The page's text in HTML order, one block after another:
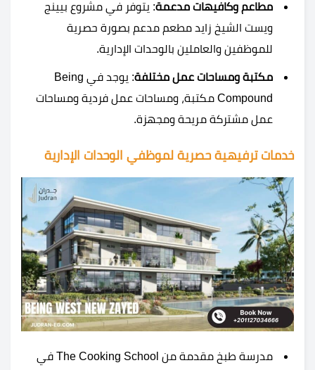
مطاعم وكافيهات مدعمة: يتوفر في مشروع بيينج
ويست الشيخ زايد مطعم مدعم بصورة حصرية
للموظفين والعاملين بالوحدات الإدارية.
مكتبة ومساحات عمل مختلفة
: يوجد في Being
Compound مكتبة، ومساحات عمل فردية ومساحات
عمل مشتركة مريحة ومجهزة.
خدمات ترفيهية حصرية لموظفي الوحدات الإدارية
مدرسة طبخ مقدمة من The Cooking School في